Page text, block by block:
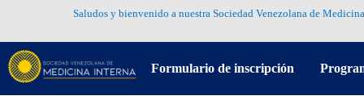
Saludos y bienvenido a nuestra Sociedad Venezolana de
Formulario de inscripción